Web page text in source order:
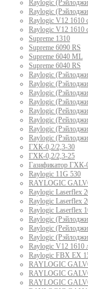
Raylogic
Raylogic
Raylogic V12 1610
Raylogic V12 1610
Supreme 1310
Supreme 6090 RS
Supreme 6040 ML
Supreme 6040 RS
Raylogic
Raylogic
Raylogic
Raylogic
Raylogic
Raylogic
Raylogic
Raylogic
ГХК-0,2/2,3-30
ГХК-0,2/2,3-25
Газификатор ГХК-
Raylogic 11G 530
RAYLOGIC
Raylogic Laserflex
Raylogic Laserflex
Raylogic Laserflex
Raylogic
Raylogic
Raylogic
Raylogic V12 1610
Raylogic FBX EX
RAYLOGIC
RAYLOGIC
RAYLOGIC